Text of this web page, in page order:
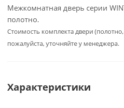
Межкомнатная дверь серии
полотно.
Cтоимость комплекта двери
пожалуйста, уточняйте у менеджера.
Характеристики